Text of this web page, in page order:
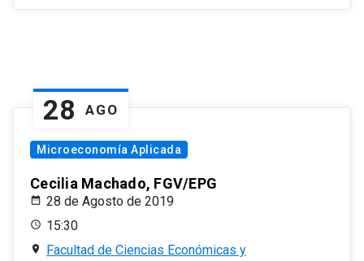
28 AGO
Microeconomía Aplicada
Cecilia Machado, FGV/EPG
28 de Agosto de 2019
15:30
Facultad de Ciencias Económicas y